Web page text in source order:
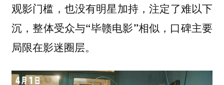
观影门槛，也没有明星加持，注定了难以下
沉，整体受众与“毕赣电影”相似，口碑主要
局限在影迷圈层。